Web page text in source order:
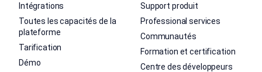
Intégrations
Toutes les capacités de la
plateforme
Tarification
Démo
Support produit
Professional services
Communautés
Formation et certification
Centre des développeurs